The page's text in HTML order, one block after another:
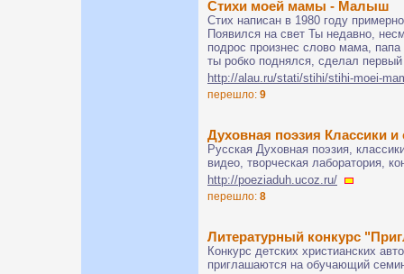
Стихи моей мамы - Малыш
Стих написан в 1980 году
Появился на свет Ты недавно,
подрос произнес слово мама,
ты робко поднялся, сделал
http://alau.ru/stati/stihi/stihi-moei-
перешло: 9
Духовная поэзия Классики
Русская Духовная поэзия,
видео, творческая лаборатория,
http://poeziaduh.ucoz.ru/
перешло: 8
Литературный конкурс
Конкурс детских христианских
приглашаются на обучающий